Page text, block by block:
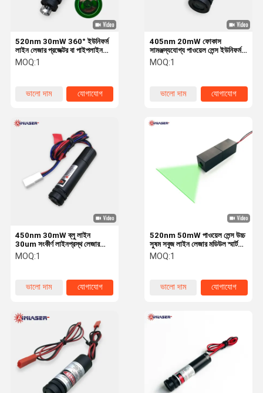
520nm 30mW 360° ইউনিফর্ম
লাইন লেজার প্রজেক্টর বা পাইপলাইন
পরিদর্শন এবং 3D স্ক্যানিং
MOQ:1
ভালো দাম যোগাযোগ
405nm 20mW ফোকাস
সামঞ্জস্যযোগ্য পাওয়েল লেন্স ইউনিফর্ম
লাইন লেজার ডায়োড মডিউল লেজার
প্রোফিলোমেট্রি 3 ডি স্ক্যানিং
MOQ:1
ভালো দাম যোগাযোগ
450nm 30mW ব্লু লাইন
30um সংকীর্ণ লাইনপ্রস্থ লেজার
তীব্রতা পাওয়েল লেন্স সহ ভালভাবে
বিতরণ করা লেজার ডায়োড মডিউল
MOQ:1
ভালো দাম যোগাযোগ
520nm 50mW পাওয়েল লেন্স উচ্চ
সুষম সবুজ লাইন লেজার মডিউল স্মার্ট
রোবট অটোমেশন 3D ভিশন স্ক্যানিংয়ের
জন্য
MOQ:1
ভালো দাম যোগাযোগ